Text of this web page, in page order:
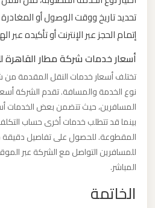
تحديد تاريخ ووقت الوصول أو
إتمام الحجز عبر الإنترنت أو تأكيده عبر
أسعار خدمات شركة مطار القاهرة
تختلف أسعار خدمات النقل المقدمة من
نوع الخدمة والمسافة. تقدم الشركة
المسافرين، حيث تتضمن بعض الخدمات
بينما قد تتطلب خدمات أخرى حساب
المقطوعة. للحصول على تفاصيل دقيقة
للمسافرين التواصل مع الشركة عبر
المباشر.
الخاتمة
القاهرة
مطار
العرب
ليموزين
الاسكندرية
مطار
القاهرة